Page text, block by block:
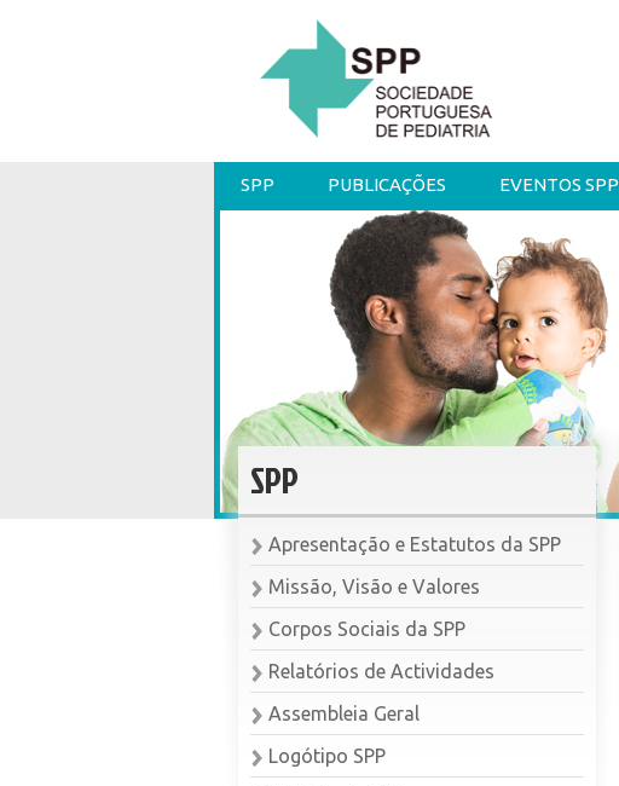
SPP PUBLICAÇÕES EVENTOS SPP
SPP
Apresentação e Estatutos da SPP
Missão, Visão e Valores
Corpos Sociais da SPP
Relatórios de Actividades
Assembleia Geral
Logótipo SPP